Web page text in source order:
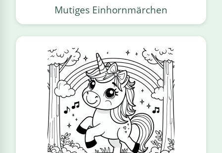
Mutiges Einhornmärchen